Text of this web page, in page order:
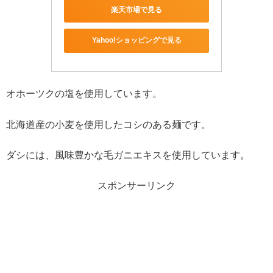
楽天市場で見る
Yahoo!ショッピングで見る
オホーツクの塩を使用しています。
北海道産の小麦を使用したコシのある麺です。
ダシには、風味豊かな毛ガニエキスを使用しています。
スポンサーリンク